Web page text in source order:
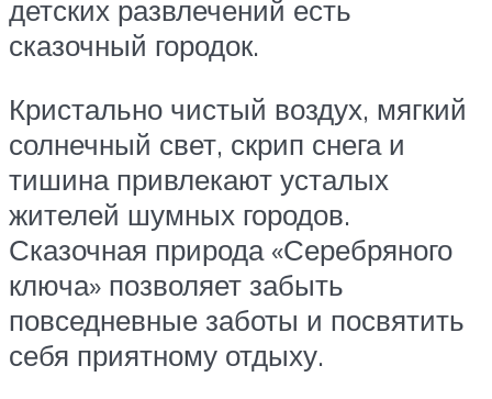
детских развлечений есть
сказочный городок.
Кристально чистый воздух, мягкий
солнечный свет, скрип снега и
тишина привлекают усталых
жителей шумных городов.
Сказочная природа «Серебряного
ключа» позволяет забыть
повседневные заботы и посвятить
себя приятному отдыху.